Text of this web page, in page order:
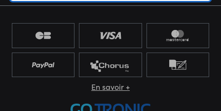
En savoir +